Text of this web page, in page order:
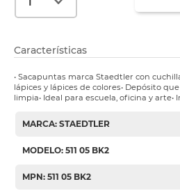
Características
• Sacapuntas marca Staedtler con
lápices y lápices de colores• Depósito
limpia• Ideal para escuela, oficina y arte•
MARCA: STAEDTLER
MODELO: 511 05 BK2
MPN: 511 05 BK2